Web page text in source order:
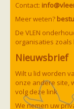
Contact:
Meer weten?
De VLEN
organisaties zoals
Nieuwsbrief
Wilt u lid worden
onze andere site,
volg deze link
We nemen uw